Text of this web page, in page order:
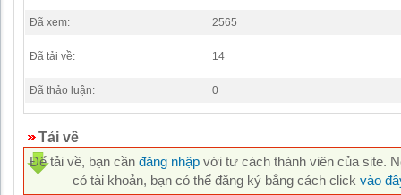
Đã xem: 2565
Đã tải về: 14
Đã thảo luận: 0
Tải về
Để tải về, bạn cần đăng nhập với tư cách thành viên của site.
có tài khoản, bạn có thể đăng ký bằng cách click vào